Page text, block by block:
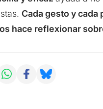
Cada gesto y cada
hace reflexionar